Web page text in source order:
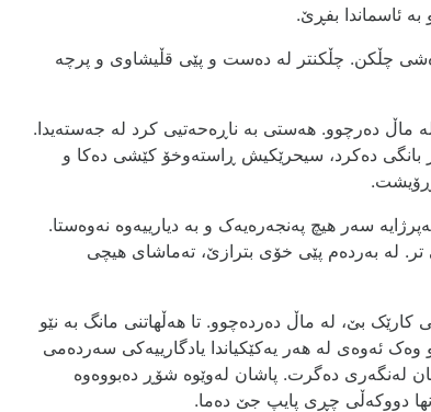
ئاسماندا بفڕێ.
چڵکن. چڵکنتر لە دەست و پێی قڵیشاوی و پرچە
ماڵ دەرچوو. ھەستی بە ناڕەحەتیی کرد لە جەستەیدا.
بانگی دەکرد، سیحرێکیش ڕاستەوخۆ کێشی دەکا و
ڕۆیشت.
سەر ھیچ پەنجەرەیەک و بە دیارییەوە نەوەستا.
تر. لە بەردەم پێی خۆی بترازێ، تەماشای ھیچی
بێ، لە ماڵ دەردەچوو. تا ھەڵھاتنی مانگ بە نێو
ئەوەی لە ھەر یەکێکیاندا یادگارییەکی سەردەمی
لەنگەری دەگرت. پاشان لەوێوە شۆڕ دەبووەوە
دووکەڵی چڕی پایپ جێ دەما.